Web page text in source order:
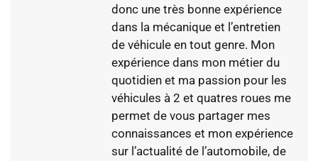
donc une très bonne expérience
dans la mécanique et l’entretien
de véhicule en tout genre. Mon
expérience dans mon métier du
quotidien et ma passion pour les
véhicules à 2 et quatres roues me
permet de vous partager mes
connaissances et mon expérience
sur l’actualité de l’automobile, de